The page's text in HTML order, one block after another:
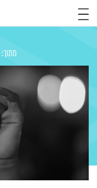
מתוך: